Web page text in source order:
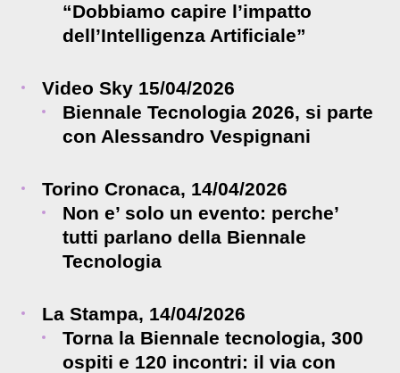
“Dobbiamo capire l’impatto
dell’Intelligenza Artificiale”
Video Sky 15/04/2026
Biennale Tecnologia 2026, si parte
con Alessandro Vespignani
Torino Cronaca, 14/04/2026
Non e’ solo un evento: perche’
tutti parlano della Biennale
Tecnologia
La Stampa, 14/04/2026
Torna la Biennale tecnologia, 300
ospiti e 120 incontri: il via con